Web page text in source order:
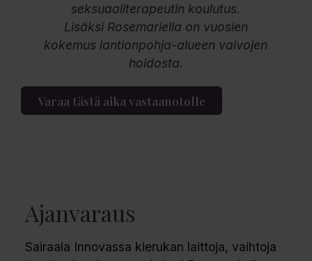
seksuaaliterapeutin koulutus.
Lisäksi Rosemariella on vuosien
kokemus lantionpohja-alueen vaivojen
hoidosta.
Varaa tästä aika vastaanotolle
Ajanvaraus
Sairaala Innovassa kierukan laittoja, vaihtoja